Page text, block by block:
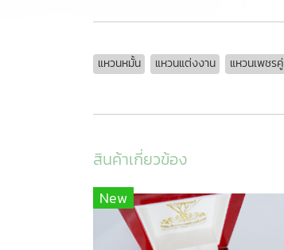
แหวนหมั้น แหวนแต่งงาน แหวนเพชรคู่
สินค้าเกี่ยวข้อง
New